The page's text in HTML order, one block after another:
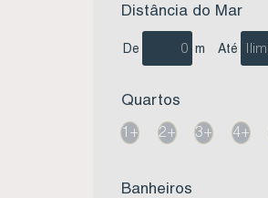
Distância do Mar
De m Até
Quartos
1+
2+ 3+ 4+
Banheiros